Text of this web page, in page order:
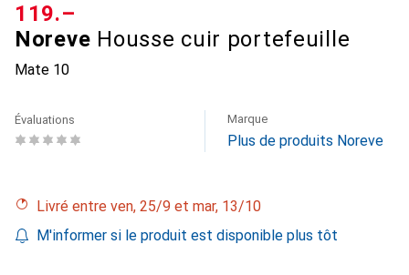
Noreve Housse cuir portefeuille
Mate 10
CHF
119.–
Évaluations Marque
Plus de produits Noreve
Livré entre ven, 25/9 et mar, 13/10
M'informer si le produit est disponible plus tôt